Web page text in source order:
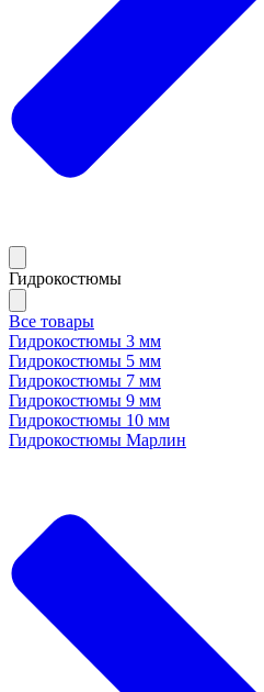
Гидрокостюмы
Все товары
Гидрокостюмы 3 мм
Гидрокостюмы 5 мм
Гидрокостюмы 7 мм
Гидрокостюмы 9 мм
Гидрокостюмы 10 мм
Гидрокостюмы Марлин